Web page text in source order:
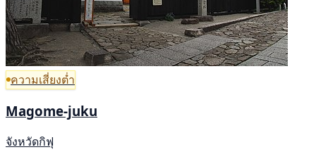
ความเสี่ยงต่ำ
Magome-juku
จังหวัดกิฟุ